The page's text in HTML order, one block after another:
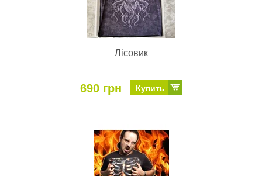
Лісовик
690 грн Купить